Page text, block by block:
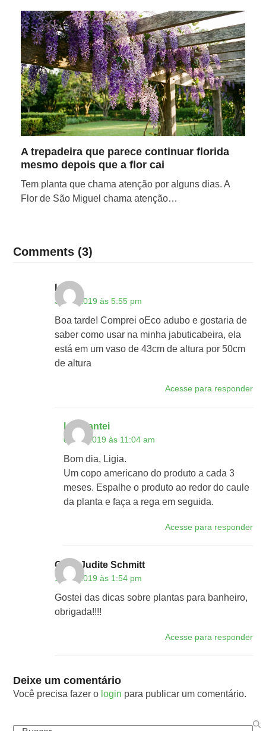
A trepadeira que parece continuar florida
mesmo depois que a flor cai
Tem planta que chama atenção por alguns dias. A
Flor de São Miguel chama atenção…
Comments (3)
Ligia
30/05/2019 às 5:55 pm
Boa tarde! Comprei oEco adubo e gostaria de
saber como usar na minha jabuticabeira, ela
está em um vaso de 43cm de altura por 50cm
de altura
Acesse para responder
lojaplantei
04/06/2019 às 11:04 am
Bom dia, Ligia.
Um copo americano do produto a cada 3
meses. Espalhe o produto ao redor do caule
da planta e faça a rega em seguida.
Acesse para responder
Olida Judite Schmitt
16/12/2019 às 1:54 pm
Gostei das dicas sobre plantas para banheiro,
obrigada!!!!
Acesse para responder
Deixe um comentário
Você precisa fazer o login para publicar um comentário.